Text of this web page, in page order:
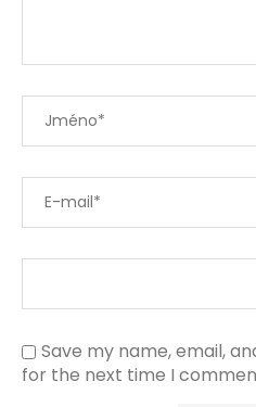
Save my name, email,
for the next time I